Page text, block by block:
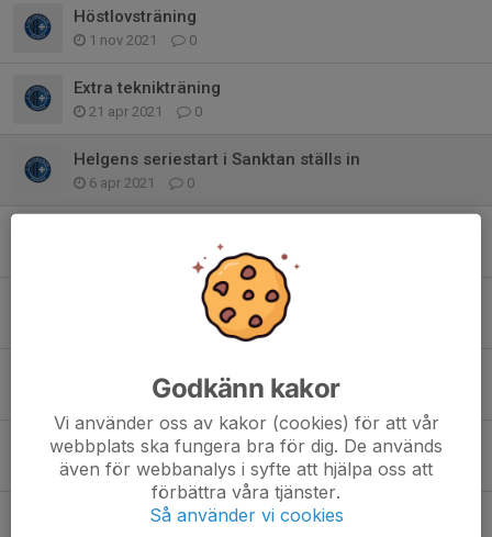
Höstlovsträning
1 nov 2021 0
Extra teknikträning
21 apr 2021 0
Helgens seriestart i Sanktan ställs in
6 apr 2021 0
0
Inställd träning i kväll!
2 feb 2021 0
Organiserad träning går igång igen!
17 jan 2021 0
Sommarledigt!
Godkänn kakor
Vi använder oss av kakor (cookies) för att vår
webbplats ska fungera bra för dig. De används
även för webbanalys i syfte att hjälpa oss att
förbättra våra tjänster.
Så använder vi cookies